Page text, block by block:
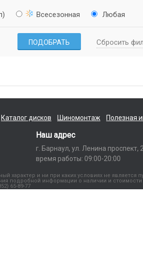
Всесезонная Любая
Сбросить
Каталог дисков Шиномонтаж Полезная
Наш адрес
г. Барнаул, ул. Ленина проспект,
время работы: 09:00-20:00
характер и ни при каких условиях не
подробной информации о наличии и
65-89-77